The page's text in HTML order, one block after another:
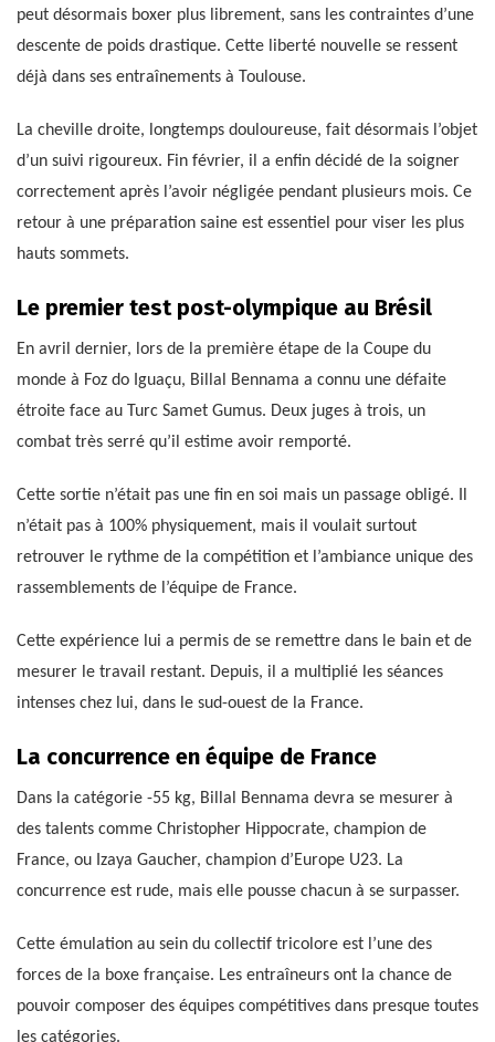
peut désormais boxer plus librement, sans les contraintes d’une
descente de poids drastique. Cette liberté nouvelle se ressent
déjà dans ses entraînements à Toulouse.
La cheville droite, longtemps douloureuse, fait désormais l’objet
d’un suivi rigoureux. Fin février, il a enfin décidé de la soigner
correctement après l’avoir négligée pendant plusieurs mois. Ce
retour à une préparation saine est essentiel pour viser les plus
hauts sommets.
Le premier test post-olympique au Brésil
En avril dernier, lors de la première étape de la Coupe du
monde à Foz do Iguaçu, Billal Bennama a connu une défaite
étroite face au Turc Samet Gumus. Deux juges à trois, un
combat très serré qu’il estime avoir remporté.
Cette sortie n’était pas une fin en soi mais un passage obligé. Il
n’était pas à 100% physiquement, mais il voulait surtout
retrouver le rythme de la compétition et l’ambiance unique des
rassemblements de l’équipe de France.
Cette expérience lui a permis de se remettre dans le bain et de
mesurer le travail restant. Depuis, il a multiplié les séances
intenses chez lui, dans le sud-ouest de la France.
La concurrence en équipe de France
Dans la catégorie -55 kg, Billal Bennama devra se mesurer à
des talents comme Christopher Hippocrate, champion de
France, ou Izaya Gaucher, champion d’Europe U23. La
concurrence est rude, mais elle pousse chacun à se surpasser.
Cette émulation au sein du collectif tricolore est l’une des
forces de la boxe française. Les entraîneurs ont la chance de
pouvoir composer des équipes compétitives dans presque toutes
les catégories.